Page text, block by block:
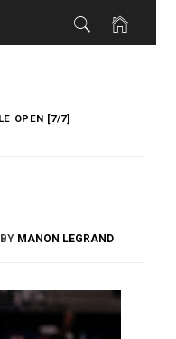
OPEN [7/7]
BY MANON LEGRAND